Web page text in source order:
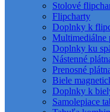
Stolové
Flipcharty
Doplnky k
Multimediálne
Doplnky ku
Nástenné
Prenosné
Biele
Doplnky k
Samolepiace